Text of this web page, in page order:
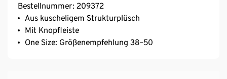
Bestellnummer: 209372
Aus kuscheligem Strukturplüsch
Mit Knopfleiste
One Size: Größenempfehlung 38–50